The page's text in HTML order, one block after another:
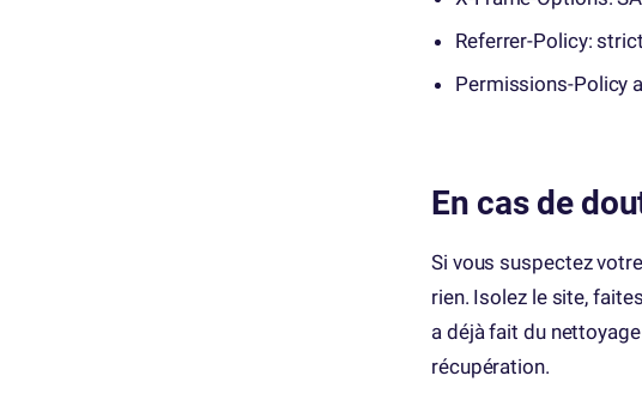
Referrer-Policy:
Permissions-Policy
En cas de
Si vous suspectez
rien. Isolez le site,
a déjà fait du
récupération.